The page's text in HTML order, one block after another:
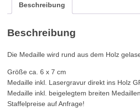
Beschreibung
Beschreibung
Die Medaille wird rund aus dem Holz
Größe ca. 6 x 7 cm
Medaille inkl. Lasergravur direkt ins Holz
Medaille inkl. beigelegtem breiten
Staffelpreise auf Anfrage!